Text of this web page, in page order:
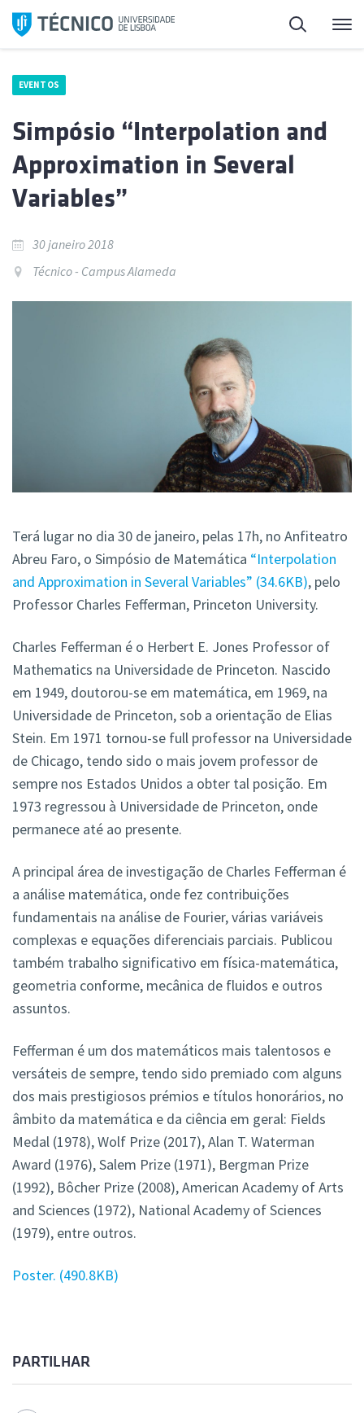
Saltar
para
Pesquisa
EVENTOS
Simpósio “Interpolation and
Approximation in Several
Variables”
30 janeiro 2018
Técnico - Campus Alameda
Terá lugar no dia 30 de janeiro, pelas 17h, no Anfiteatro
Abreu Faro, o Simpósio de Matemática “Interpolation
and Approximation in Several Variables” 34.6KB , pelo
Professor Charles Fefferman, Princeton University.
Charles Fefferman é o Herbert E. Jones Professor of
Mathematics na Universidade de Princeton. Nascido
em 1949, doutorou-se em matemática, em 1969, na
Universidade de Princeton, sob a orientação de Elias
Stein. Em 1971 tornou-se full professor na Universidade
de Chicago, tendo sido o mais jovem professor de
sempre nos Estados Unidos a obter tal posição. Em
1973 regressou à Universidade de Princeton, onde
permanece até ao presente.
A principal área de investigação de Charles Fefferman é
a análise matemática, onde fez contribuições
fundamentais na análise de Fourier, várias variáveis
complexas e equações diferenciais parciais. Publicou
também trabalho significativo em física-matemática,
geometria conforme, mecânica de fluidos e outros
assuntos.
Fefferman é um dos matemáticos mais talentosos e
versáteis de sempre, tendo sido premiado com alguns
dos mais prestigiosos prémios e títulos honorários, no
âmbito da matemática e da ciência em geral: Fields
Medal (1978), Wolf Prize (2017), Alan T. Waterman
Award (1976), Salem Prize (1971), Bergman Prize
(1992), Bôcher Prize (2008), American Academy of Arts
and Sciences (1972), National Academy of Sciences
(1979), entre outros.
Poster. 490.8KB
PARTILHAR